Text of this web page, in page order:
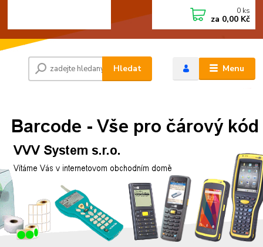
Menu
Hledat
0 ks
za 0,00 Kč